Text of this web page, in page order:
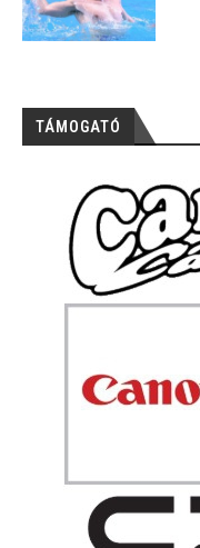
TÁMOGATÓ